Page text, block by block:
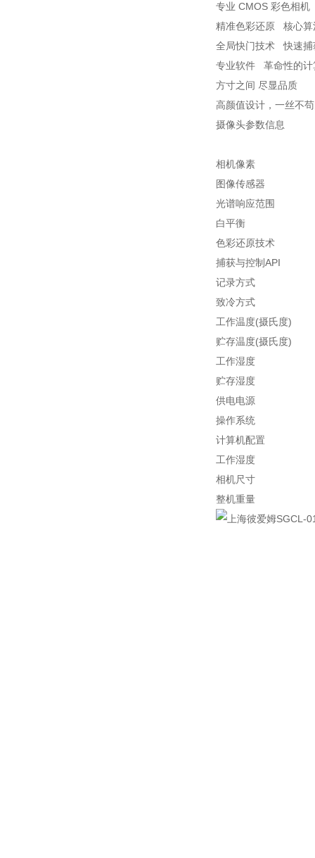
专业 CMOS 彩色相机
精准色彩还原 核心算
全局快门技术 快速捕
专业软件 革命性的计
方寸之间 尽显品质
高颜值设计，一丝不
摄像头参数信息
相机像素
图像传感器
光谱响应范围
白平衡
色彩还原技术
捕获与控制API
记录方式
致冷方式
工作温度(摄氏度)
贮存温度(摄氏度)
工作湿度
贮存湿度
供电电源
操作系统
计算机配置
工作湿度
相机尺寸
整机重量